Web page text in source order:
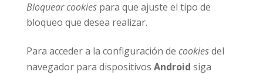
Bloquear cookiespara que ajuste el tipo de
bloqueo que desea realizar.
Para acceder a la configuración de cookiesdel
navegador para dispositivos Android siga